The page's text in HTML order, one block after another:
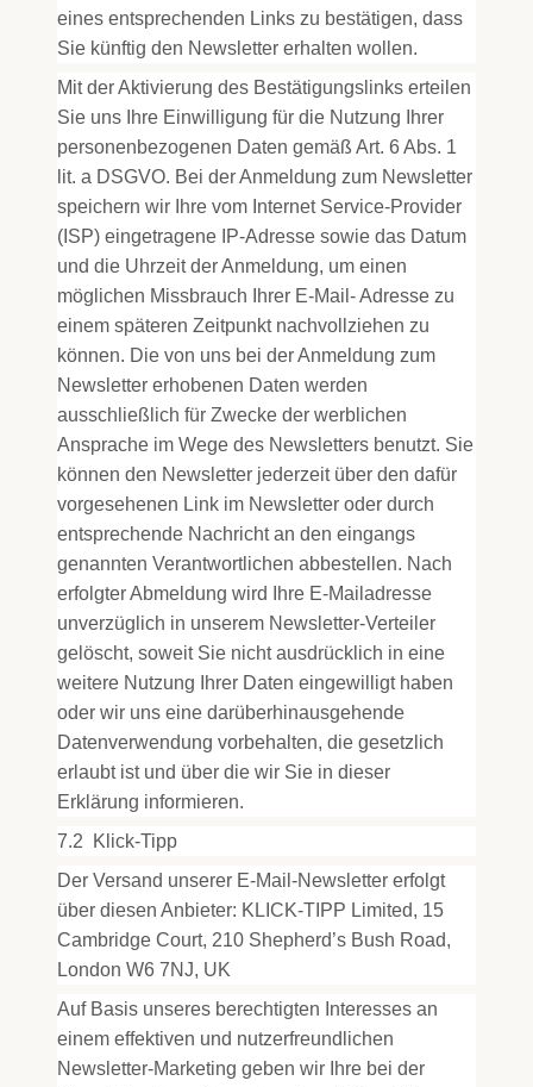
eines entsprechenden Links zu bestätigen, dass
Sie künftig den Newsletter erhalten wollen.
Mit der Aktivierung des Bestätigungslinks erteilen
Sie uns Ihre Einwilligung für die Nutzung Ihrer
personenbezogenen Daten gemäß Art. 6 Abs. 1
lit. a DSGVO. Bei der Anmeldung zum Newsletter
speichern wir Ihre vom Internet Service-Provider
(ISP) eingetragene IP-Adresse sowie das Datum
und die Uhrzeit der Anmeldung, um einen
möglichen Missbrauch Ihrer E-Mail- Adresse zu
einem späteren Zeitpunkt nachvollziehen zu
können. Die von uns bei der Anmeldung zum
Newsletter erhobenen Daten werden
ausschließlich für Zwecke der werblichen
Ansprache im Wege des Newsletters benutzt. Sie
können den Newsletter jederzeit über den dafür
vorgesehenen Link im Newsletter oder durch
entsprechende Nachricht an den eingangs
genannten Verantwortlichen abbestellen. Nach
erfolgter Abmeldung wird Ihre E-Mailadresse
unverzüglich in unserem Newsletter-Verteiler
gelöscht, soweit Sie nicht ausdrücklich in eine
weitere Nutzung Ihrer Daten eingewilligt haben
oder wir uns eine darüberhinausgehende
Datenverwendung vorbehalten, die gesetzlich
erlaubt ist und über die wir Sie in dieser
Erklärung informieren.
7.2
Klick-Tipp
Der Versand unserer E-Mail-Newsletter erfolgt
über diesen Anbieter: KLICK-TIPP Limited, 15
Cambridge Court, 210 Shepherd’s Bush Road,
London W6 7NJ, UK
Auf Basis unseres berechtigten Interesses an
einem effektiven und nutzerfreundlichen
Newsletter-Marketing geben wir Ihre bei der